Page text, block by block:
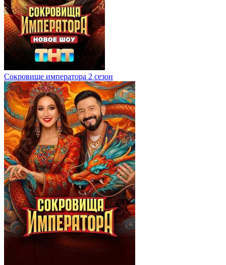
Сокровище императора 2 сезон